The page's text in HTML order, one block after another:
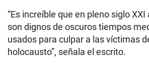
“Es increíble que en pleno siglo
son dignos de oscuros tiempos
usados para culpar a las víctimas
holocausto”, señala el escrito.